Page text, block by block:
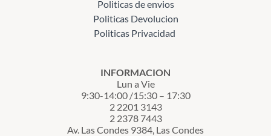
Politicas de envios
Politicas Devolucion
Politicas Privacidad
INFORMACION
Lun a Vie
9:30-14:00 /15:30 – 17:30
2 2201 3143
2 2378 7443
Av. Las Condes 9384, Las Condes